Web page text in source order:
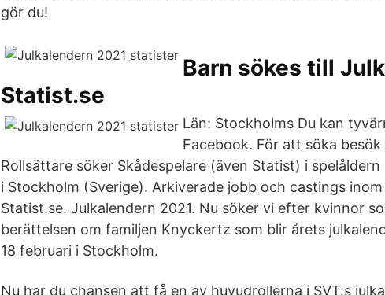
gör du!
Barn sökes till
Statist.se
Län: Stockholms Du kan
Facebook. För att söka
Rollsättare söker Skådespelare (även Statist) i spelåldern
i Stockholm (Sverige). Arkiverade jobb och castings inom
Statist.se. Julkalendern 2021. Nu söker vi efter kvinnor
berättelsen om familjen Knyckertz som blir årets
18 februari i Stockholm.
Nu har du chansen att få en av huvudrollerna i SVT:s